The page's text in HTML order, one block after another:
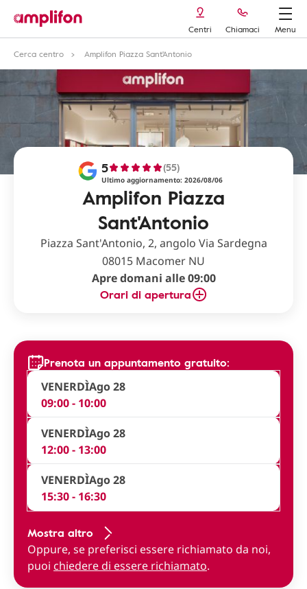
Centri Chiamaci
Menu
Cerca centro
Amplifon Piazza Sant'Antonio
Amplifon Piazza
Sant'Antonio
5 (55)
Ultimo aggiornamento: 2026/08/06
Piazza Sant'Antonio, 2, angolo Via Sardegna
08015 Macomer NU
Apre domani alle 09:00
Orari di apertura
Prenota un appuntamento gratuito:
VENERDÌAgo 28
09:00 - 10:00
VENERDÌAgo 28
12:00 - 13:00
VENERDÌAgo 28
15:30 - 16:30
Mostra altro
Oppure, se preferisci essere richiamato da noi,
puoi chiedere di essere richiamato.